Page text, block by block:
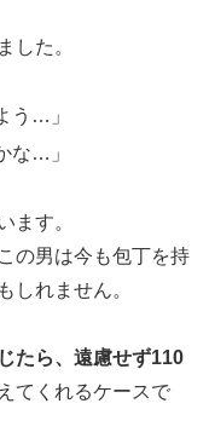
した。
う…」
な…」
ます。
の男は今も包丁を持
しれません。
たら、遠慮せず110
てくれるケースで